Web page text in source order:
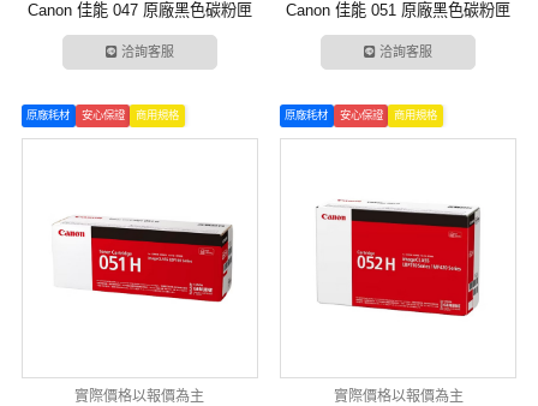
Canon 佳能 047 原廠黑色碳粉匣
洽詢客服
Canon 佳能 051 原廠黑色碳粉匣
洽詢客服
原廠耗材 安心保證 商用規格
實際價格以報價為主
原廠耗材 安心保證 商用規格
實際價格以報價為主